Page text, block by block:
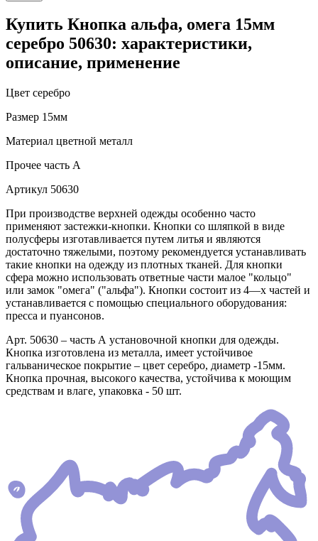
Купить Кнопка альфа, омега 15мм
серебро 50630: характеристики,
описание, применение
Цвет серебро
Размер 15мм
Материал цветной металл
Прочее часть A
Артикул 50630
При производстве верхней одежды особенно часто
применяют застежки-кнопки. Кнопки со шляпкой в виде
полусферы изготавливается путем литья и являются
достаточно тяжелыми, поэтому рекомендуется устанавливать
такие кнопки на одежду из плотных тканей. Для кнопки
сфера можно использовать ответные части малое "кольцо"
или замок "омега" ("альфа"). Кнопки состоит из 4—х частей и
устанавливается с помощью специального оборудования:
пресса и пуансонов.
Арт. 50630 – часть А установочной кнопки для одежды.
Кнопка изготовлена из металла, имеет устойчивое
гальваническое покрытие – цвет серебро, диаметр -15мм.
Кнопка прочная, высокого качества, устойчива к моющим
средствам и влаге, упаковка - 50 шт.